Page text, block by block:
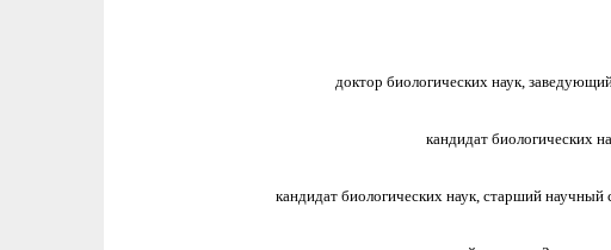
доктор биологических наук,
кандидат биологических
кандидат биологических наук, старший